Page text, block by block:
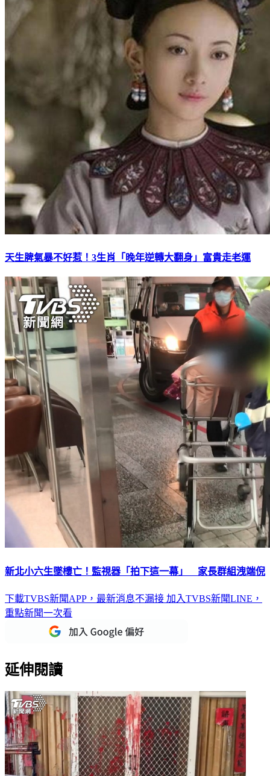
天生脾氣暴不好惹！3生肖「晚年逆轉大翻身」富貴走老運
新北小六生墜樓亡！監視器「拍下這一幕」 家長群組洩端倪
下載TVBS新聞APP，最新消息不漏接 加入TVBS新聞LINE，
重點新聞一次看
延伸閱讀